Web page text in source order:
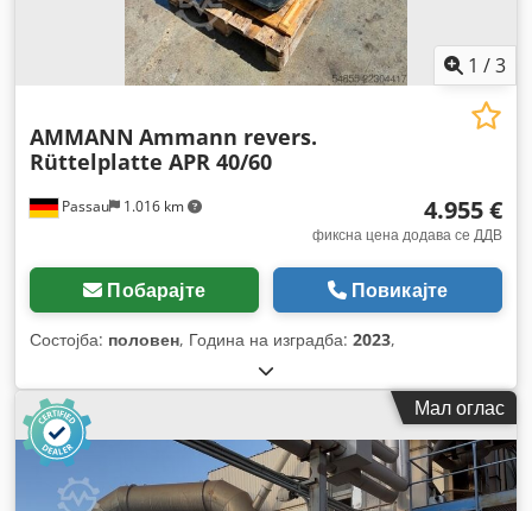
1 /3
Passau 1.016 km
AMMANN Ammann revers.
Rüttelplatte APR 40/60
4.955 €
фиксна цена додава се ДДВ
Побарајте Повикајте
Состојба: половен, Година на изградба: 2023,
Мал оглас